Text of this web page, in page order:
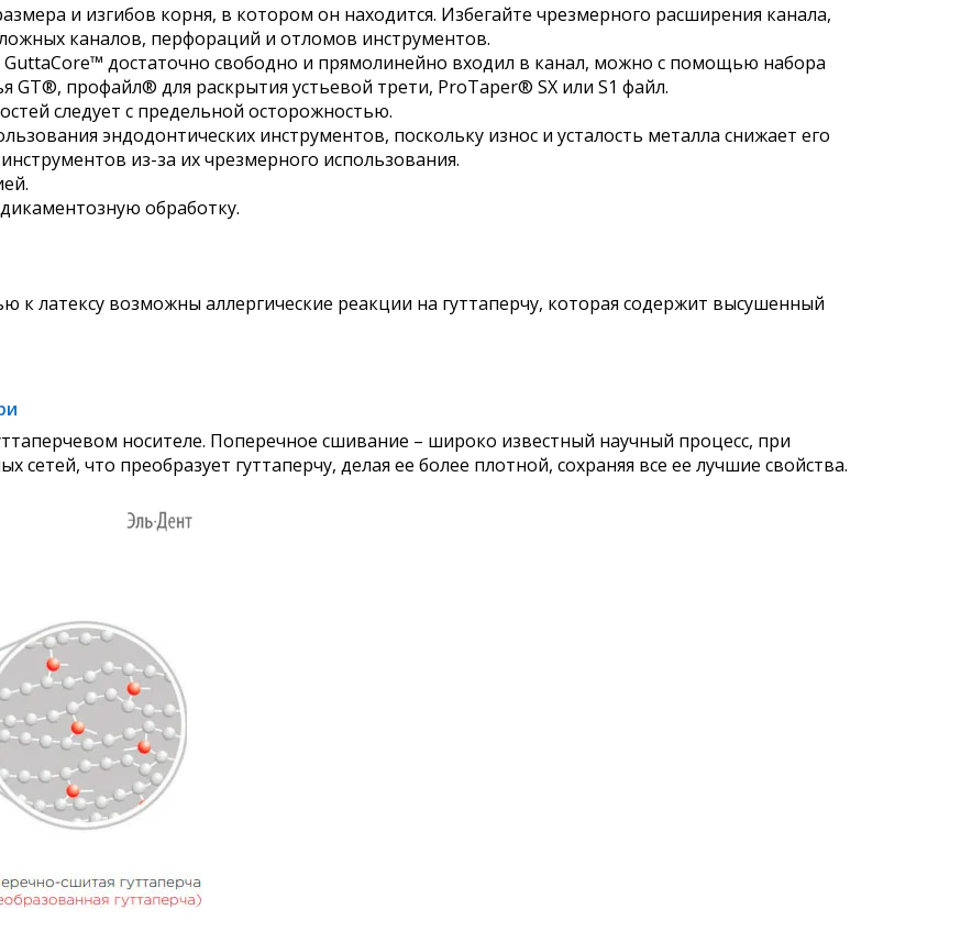
и изгибов корня, в котором он находится. Избегайте чрезмерного расширения канала,
каналов, перфораций и отломов инструментов.
достаточно свободно и прямолинейно входил в канал, можно с помощью набора
GT®, профайл® для раскрытия устьевой трети, ProTaper® SX или S1 файл.
следует с предельной осторожностью.
эндодонтических инструментов, поскольку износ и усталость металла снижает его
из-за их чрезмерного использования.
обработку.
к латексу возможны аллергические реакции на гуттаперчу, которая содержит высушенный
носителе. Поперечное сшивание – широко известный научный процесс, при
что преобразует гуттаперчу, делая ее более плотной, сохраняя все ее лучшие свойства.